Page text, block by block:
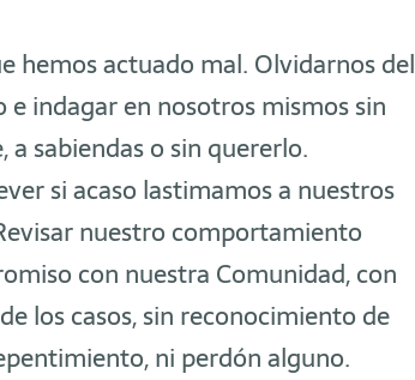
hemos actuado mal. Olvidarnos del
indagar en nosotros mismos sin
sabiendas o sin quererlo.
si acaso lastimamos a nuestros
nuestro comportamiento
con nuestra Comunidad, con
los casos, sin reconocimiento de
ni perdón alguno.